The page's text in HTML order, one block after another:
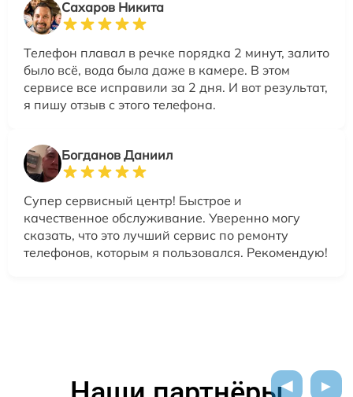
Сахаров Никита
Телефон плавал в речке порядка 2 минут, залито
было всё, вода была даже в камере. В этом
сервисе все исправили за 2 дня. И вот результат,
я пишу отзыв с этого телефона.
Богданов Даниил
Супер сервисный центр! Быстрое и
качественное обслуживание. Уверенно могу
сказать, что это лучший сервис по ремонту
телефонов, которым я пользовался. Рекомендую!